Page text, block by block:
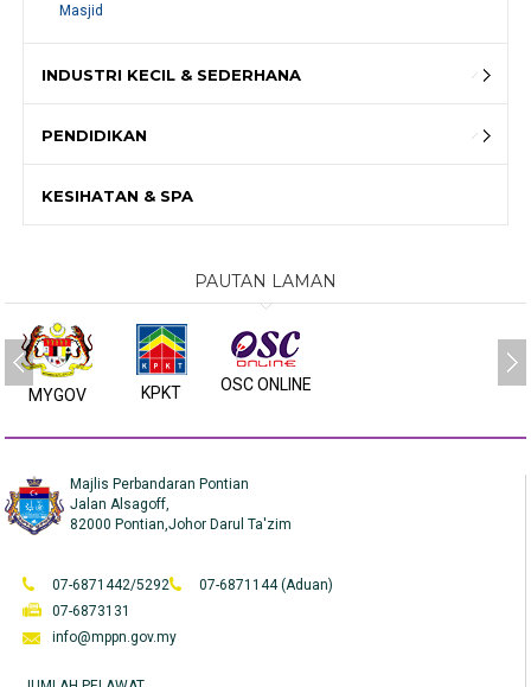
Masjid
INDUSTRI KECIL & SEDERHANA
PENDIDIKAN
KESIHATAN & SPA
PAUTAN LAMAN
MYGOV KPKT OSC ONLINE
Majlis Perbandaran Pontian
Jalan Alsagoff,
82000 Pontian,Johor Darul Ta'zim
07-6871442/5292
07-6871144 (Aduan)
07-6873131
info@mppn.gov.my